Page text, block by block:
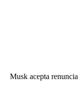
Musk acepta